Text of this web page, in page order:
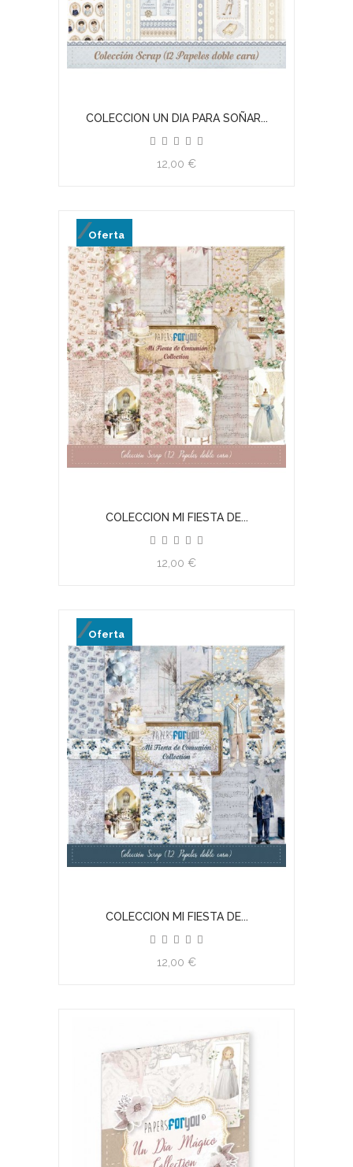
COLECCION UN DIA PARA SOÑAR...
12,00 €
Oferta
COLECCION MI FIESTA DE...
12,00 €
Oferta
COLECCION MI FIESTA DE...
12,00 €